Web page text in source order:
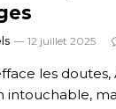
12 juillet 2025
les
intouchable,